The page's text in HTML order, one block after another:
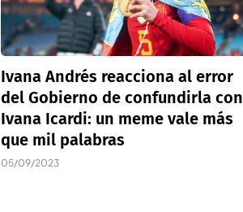
Ivana Andrés reacciona al error
del Gobierno de confundirla con
Ivana Icardi: un meme vale más
que mil palabras
05/09/2023